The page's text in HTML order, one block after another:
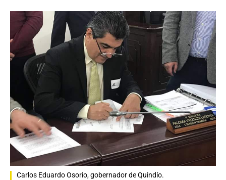
Carlos Eduardo Osorio, gobernador de Quindío.